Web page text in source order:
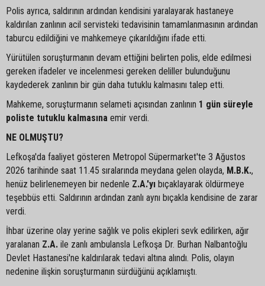
Polis ayrıca, saldırının ardından kendisini yaralayarak hastaneye
kaldırılan zanlının acil servisteki tedavisinin tamamlanmasının ardından
taburcu edildiğini ve mahkemeye çıkarıldığını ifade etti.
Yürütülen soruşturmanın devam ettiğini belirten polis, elde edilmesi
gereken ifadeler ve incelenmesi gereken deliller bulunduğunu
kaydederek zanlının bir gün daha tutuklu kalmasını talep etti.
Mahkeme, soruşturmanın selameti açısından zanlının 1 gün süreyle
poliste tutuklu kalmasına emir verdi.
NE OLMUŞTU?
Lefkoşa'da faaliyet gösteren Metropol Süpermarket'te 3 Ağustos
2026 tarihinde saat 11.45 sıralarında meydana gelen olayda, M.B.K.,
henüz belirlenemeyen bir nedenle Z.A.'yı bıçaklayarak öldürmeye
teşebbüs etti. Saldırının ardından zanlı aynı bıçakla kendisine de zarar
verdi.
İhbar üzerine olay yerine sağlık ve polis ekipleri sevk edilirken, ağır
yaralanan Z.A. ile zanlı ambulansla Lefkoşa Dr. Burhan Nalbantoğlu
Devlet Hastanesi'ne kaldırılarak tedavi altına alındı. Polis, olayın
nedenine ilişkin soruşturmanın sürdüğünü açıklamıştı.